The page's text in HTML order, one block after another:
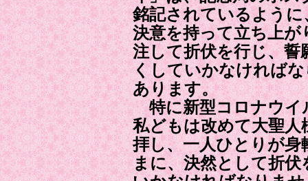
銘記されているよう
決意を持って立ち上が
注して折伏を行じ、誓
くしていかなければ
あります。
特に新型コロナウイ
私どもは改めて大聖人
拝し、一人ひとりが身
まに、決然として折